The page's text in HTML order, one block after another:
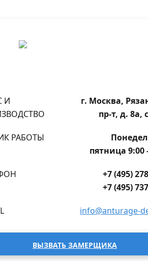
И
г. Москва,
пр-т, д. 8а,
РАБОТЫ
пятница 9:00
+7 (495)
+7 (495)
info@anturage-
ВЫЗВАТЬ ЗАМЕРЩИКА